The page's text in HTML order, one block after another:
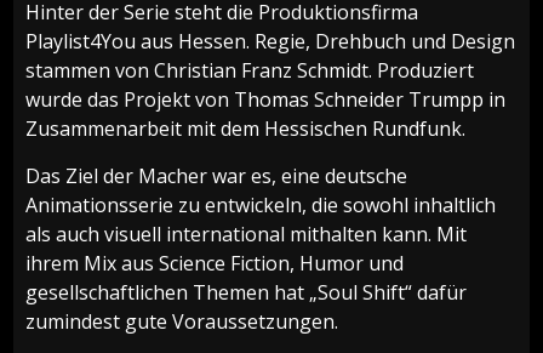
Hinter der Serie steht die Produktionsfirma
Playlist4You aus Hessen. Regie, Drehbuch und Design
stammen von Christian Franz Schmidt. Produziert
wurde das Projekt von Thomas Schneider Trumpp in
Zusammenarbeit mit dem Hessischen Rundfunk.
Das Ziel der Macher war es, eine deutsche
Animationsserie zu entwickeln, die sowohl inhaltlich
als auch visuell international mithalten kann. Mit
ihrem Mix aus Science Fiction, Humor und
gesellschaftlichen Themen hat „Soul Shift“ dafür
zumindest gute Voraussetzungen.